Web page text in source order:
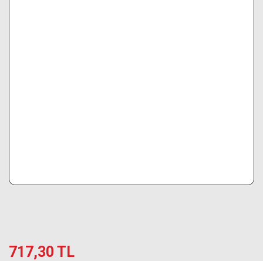
717,30 TL